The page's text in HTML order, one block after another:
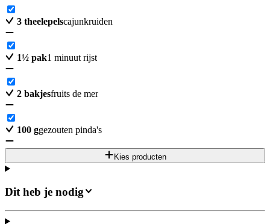
3 theelepelscajunkruiden
1½ pak1 minuut rijst
2 bakjesfruits de mer
100 ggezouten pinda's
Kies producten
Dit heb je nodig